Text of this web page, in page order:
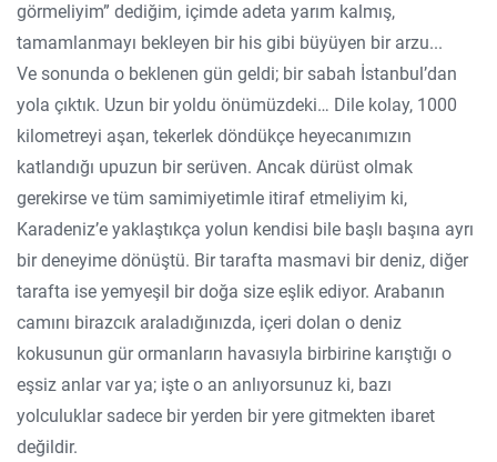
görmeliyim” dediğim, içimde adeta yarım kalmış,
tamamlanmayı bekleyen bir his gibi büyüyen bir arzu...
Ve sonunda o beklenen gün geldi; bir sabah İstanbul’dan
yola çıktık. Uzun bir yoldu önümüzdeki… Dile kolay, 1000
kilometreyi aşan, tekerlek döndükçe heyecanımızın
katlandığı upuzun bir serüven. Ancak dürüst olmak
gerekirse ve tüm samimiyetimle itiraf etmeliyim ki,
Karadeniz’e yaklaştıkça yolun kendisi bile başlı başına ayrı
bir deneyime dönüştü. Bir tarafta masmavi bir deniz, diğer
tarafta ise yemyeşil bir doğa size eşlik ediyor. Arabanın
camını birazcık araladığınızda, içeri dolan o deniz
kokusunun gür ormanların havasıyla birbirine karıştığı o
eşsiz anlar var ya; işte o an anlıyorsunuz ki, bazı
yolculuklar sadece bir yerden bir yere gitmekten ibaret
değildir.